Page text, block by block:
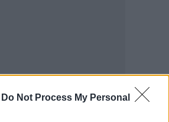
Do Not Process My Personal
σταδιακή συνεργασία σε